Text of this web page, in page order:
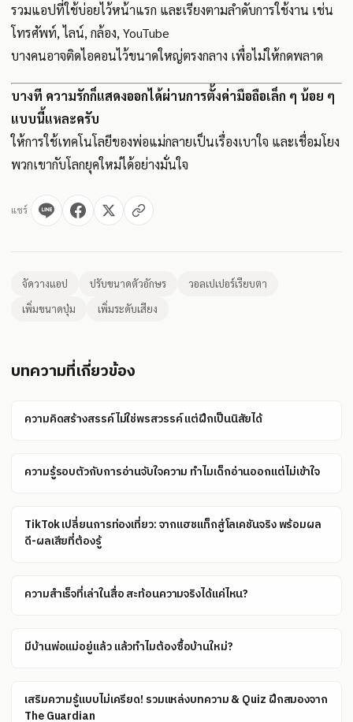
รวมแอปที่ใช้บ่อยไว้หน้าแรก และเรียงตามลำดับการใช้งาน เช่น
โทรศัพท์, ไลน์, กล้อง, YouTube
บางคนอาจติดไอคอนไว้ขนาดใหญ่ตรงกลาง เพื่อไม่ให้กดพลาด
บางที ความรักก็แสดงออกได้ผ่านการตั้งค่ามือถือเล็ก ๆ น้อย ๆ
แบบนี้แหละครับ
ให้การใช้เทคโนโลยีของพ่อแม่กลายเป็นเรื่องเบาใจ และเชื่อมโยง
พวกเขากับโลกยุคใหม่ได้อย่างมั่นใจ
แชร์
จัดวางแอป ปรับขนาดตัวอักษร
วอลเปเปอร์เรียบตา
เพิ่มขนาดปุ่ม
เพิ่มระดับเสียง
บทความที่เกี่ยวข้อง
ความคิดสร้างสรรค์ไม่ใช่พรสวรรค์ แต่ฝึกเป็นนิสัยได้
ความรู้รอบตัวกับการอ่านจับใจความ ทำไมเด็กอ่านออกแต่ไม่เข้าใจ
TikTok เปลี่ยนการท่องเที่ยว: จากแฮชแท็กสู่โลเคชันจริง พร้อมผล
ดี-ผลเสียที่ต้องรู้
ความสำเร็จที่เล่าในสื่อ สะท้อนความจริงได้แค่ไหน?
มีบ้านพ่อแม่อยู่แล้ว แล้วทำไมต้องซื้อบ้านใหม่?
เสริมความรู้แบบไม่เครียด! รวมแหล่งบทความ & Quiz ฝึกสมองจาก
The Guardian